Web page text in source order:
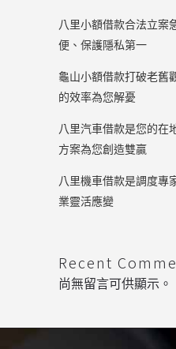
八里小額借款合法立案
便、保護隱私第一
龜山小額借款打破老舊
的效率為您解憂
八里汽車借款是您的在
方案為您創造雙贏
八里機車借款是調度專
業靈活應變
Recent
尚無留言可供顯示。